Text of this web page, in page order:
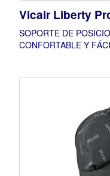
Vicair Liberty
SOPORTE DE
CONFORTABLE Y